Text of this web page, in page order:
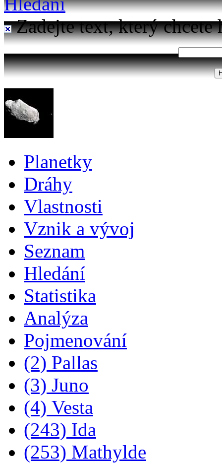
Zadejte text, který chcete
Planetky
Dráhy
Vlastnosti
Vznik a vývoj
Seznam
Hledání
Statistika
Analýza
Pojmenování
(2) Pallas
(3) Juno
(4) Vesta
(243) Ida
(253) Mathylde